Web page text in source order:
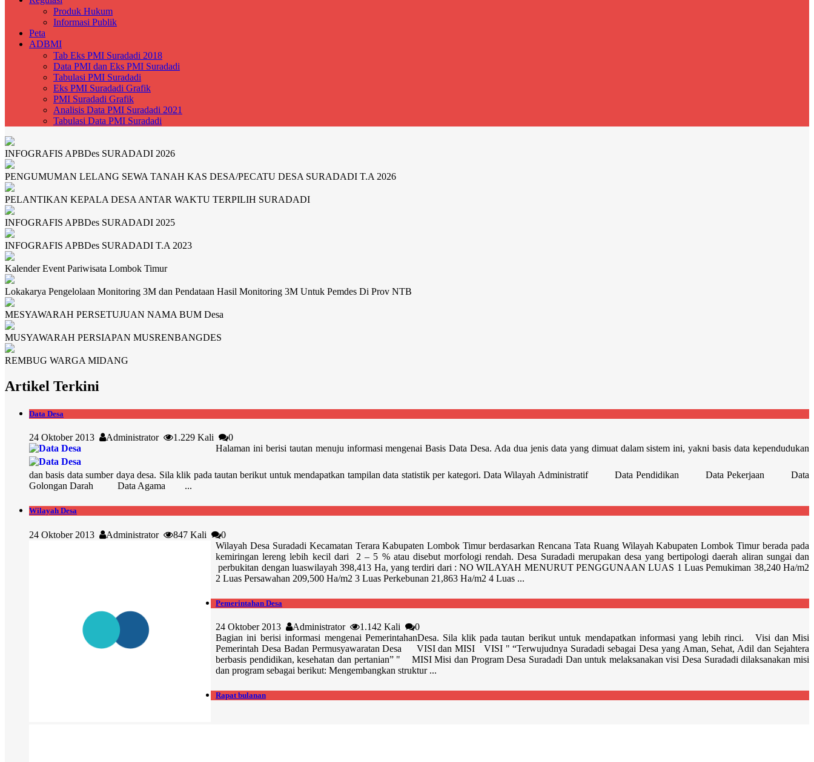
Produk Hukum
Informasi Publik
Peta
ADBMI
Tab Eks PMI Suradadi 2018
Data PMI dan Eks PMI Suradadi
Tabulasi PMI Suradadi
Eks PMI Suradadi Grafik
PMI Suradadi Grafik
Analisis Data PMI Suradadi 2021
Tabulasi Data PMI Suradadi
INFOGRAFIS APBDes SURADADI 2026
PENGUMUMAN LELANG SEWA TANAH KAS DESA/PECATU DESA SURADADI T.A 2026
PELANTIKAN KEPALA DESA ANTAR WAKTU TERPILIH SURADADI
INFOGRAFIS APBDes SURADADI 2025
INFOGRAFIS APBDes SURADADI T.A 2023
Kalender Event Pariwisata Lombok Timur
Lokakarya Pengelolaan Monitoring 3M dan Pendataan Hasil Monitoring 3M Untuk Pemdes Di Prov NTB
MESYAWARAH PERSETUJUAN NAMA BUM Desa
MUSYAWARAH PERSIAPAN MUSRENBANGDES
REMBUG WARGA MIDANG
Artikel Terkini
Data Desa
24 Oktober 2013 Administrator 1.229 Kali
0
Halaman ini berisi tautan menuju informasi mengenai Basis Data Desa. Ada dua jenis data yang dimuat dalam sistem ini, yakni basis data kependudukan
dan basis data sumber daya desa. Sila klik pada tautan berikut untuk mendapatkan tampilan data statistik per kategori. Data Wilayah Administratif Data Pendidikan Data Pekerjaan Data
Golongan Darah Data Agama ...
Wilayah Desa
24 Oktober 2013 Administrator 847 Kali
0
Wilayah Desa Suradadi Kecamatan Terara Kabupaten Lombok Timur berdasarkan Rencana Tata Ruang Wilayah Kabupaten Lombok Timur berada pada
kemiringan lereng lebih kecil dari 2 – 5 % atau disebut morfologi rendah. Desa Suradadi merupakan desa yang bertipologi daerah aliran sungai dan
perbukitan dengan luaswilayah 398,413 Ha, yang terdiri dari : NO WILAYAH MENURUT PENGGUNAAN LUAS 1 Luas Pemukiman 38,240 Ha/m2
2 Luas Persawahan 209,500 Ha/m2 3 Luas Perkebunan 21,863 Ha/m2 4 Luas ...
Pemerintahan Desa
24 Oktober 2013 Administrator 1.142 Kali
0
Bagian ini berisi informasi mengenai PemerintahanDesa. Sila klik pada tautan berikut untuk mendapatkan informasi yang lebih rinci. Visi dan Misi
Pemerintah Desa Badan Permusyawaratan Desa VISI dan MISI VISI " “Terwujudnya Suradadi sebagai Desa yang Aman, Sehat, Adil dan Sejahtera
berbasis pendidikan, kesehatan dan pertanian” " MISI Misi dan Program Desa Suradadi Dan untuk melaksanakan visi Desa Suradadi dilaksanakan misi
dan program sebagai berikut: Mengembangkan struktur ...
Rapat bulanan